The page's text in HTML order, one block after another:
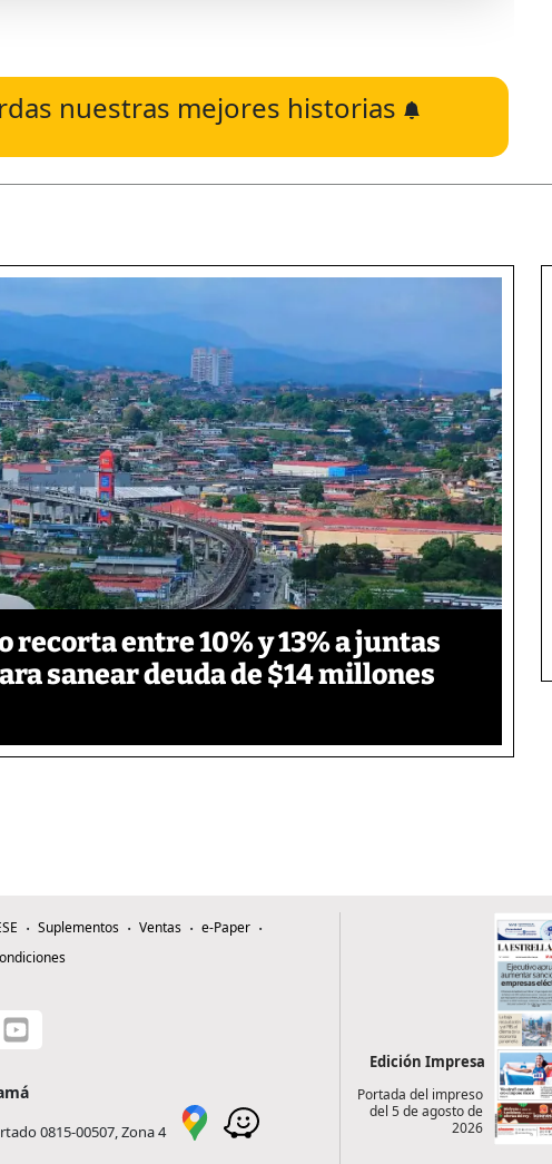
nuestras mejores historias
recorta entre 10% y 13% a juntas
sanear deuda de $14 millones
Suplementos Ventas
e-Paper
0815-00507, Zona 4
Edición Impresa
Portada del impreso
del 5 de agosto de
2026